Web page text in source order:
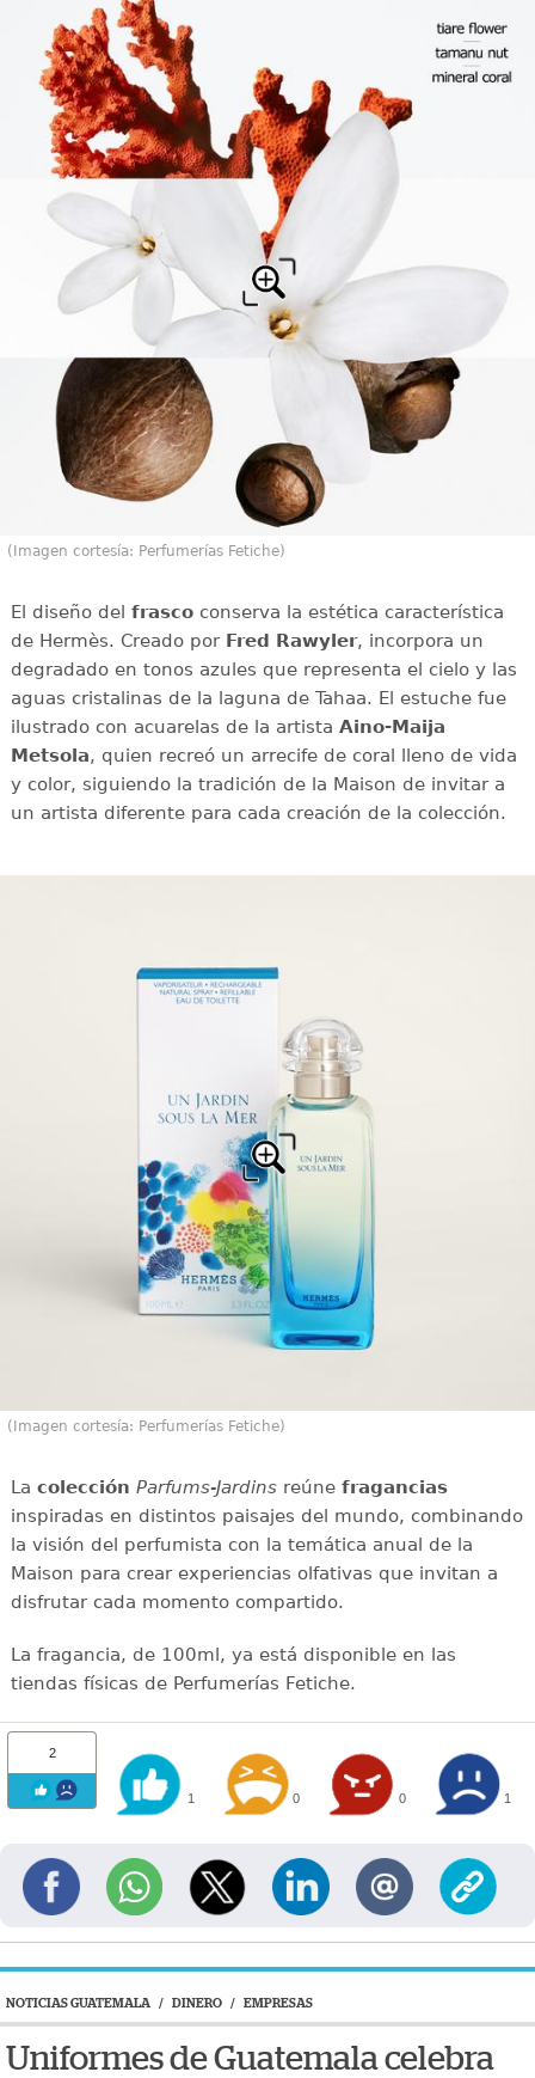
(Imagen cortesía: Perfumerías Fetiche)
El diseño del frascoconserva la estética característica
de Hermès. Creado por Fred Rawyler, incorpora un
degradado en tonos azules que representa el cielo y las
aguas cristalinas de la laguna de Tahaa. El estuche fue
ilustrado con acuarelas de la artista Aino-Maija
Metsola, quien recreó un arrecife de coral lleno de vida
y color, siguiendo la tradición de la Maison de invitar a
un artista diferente para cada creación de la colección.
(Imagen cortesía: Perfumerías Fetiche)
La colección Parfums-Jardinsreúne fragancias
inspiradas en distintos paisajes del mundo, combinando
la visión del perfumista con la temática anual de la
Maison para crear experiencias olfativas que invitan a
disfrutar cada momento compartido.
La fragancia, de 100ml, ya está disponible en las
tiendas físicas de Perfumerías Fetiche.
2
1 0 0 1
NOTICIAS GUATEMALA / DINERO / EMPRESAS
Uniformes de Guatemala celebra